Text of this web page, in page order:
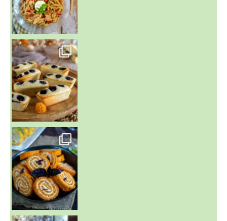
~ FINANCIERS MYRTILLES ET CITRON ~
Aujourd'hu